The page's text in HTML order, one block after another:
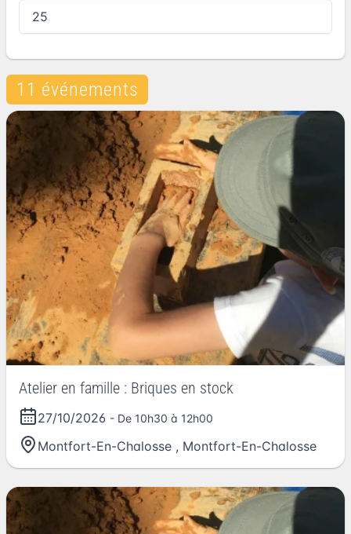
11 événements
Atelier en famille : Briques en stock
27/10/2026 - De 10h30 à 12h00
Montfort-En-Chalosse , Montfort-En-Chalosse